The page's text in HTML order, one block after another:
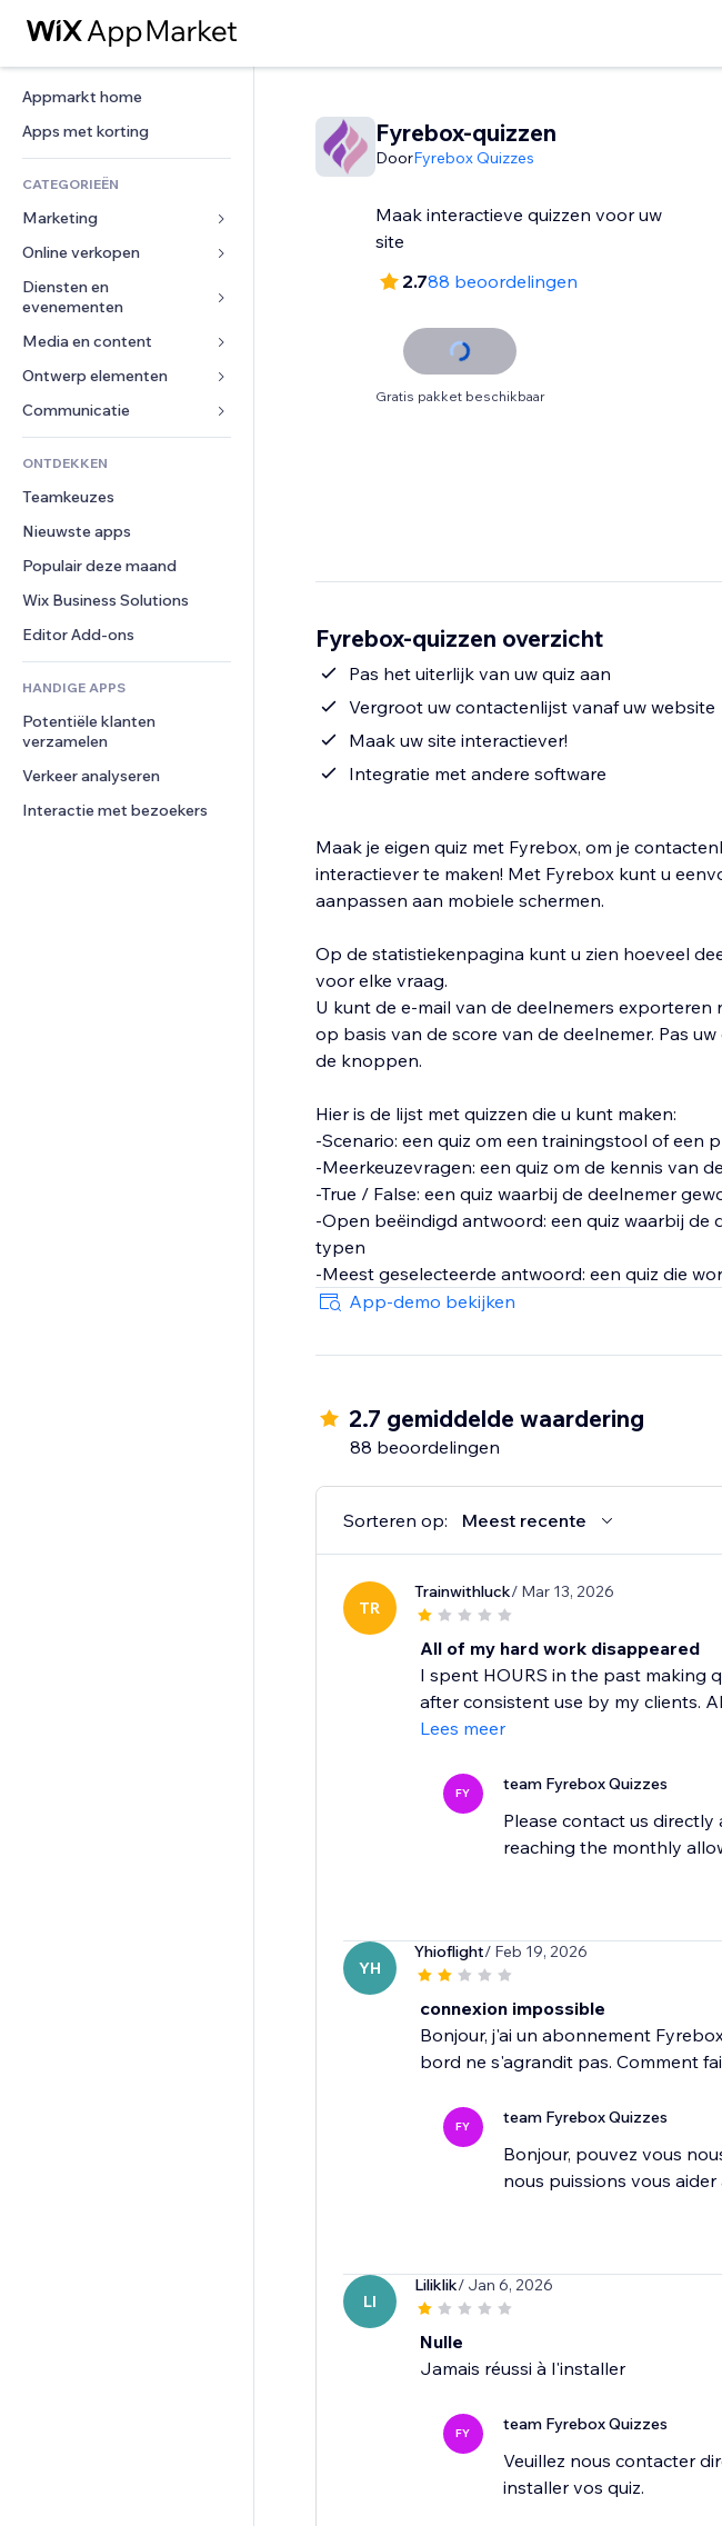
Appmarkt home
Apps met korting
CATEGORIEËN
Marketing
Advertenties
Mobiel
Analytics
Social media
SEO
Betrokkenheid
Websitevermeldingen
E-mail
Conversie
Online verkopen
Apps voor webshops
Verzending en levering
Verkoopknoppen
Online cursussen
Print on demand
Boekhouding
Coupons en loyaliteit
Opslagoplossingen
Dropshipping
Prijzen en abonnementen
Crowdfunding
Eten en drinken
Diensten en
evenementen
Hotels
Evenementen
Restaurants
Vastgoed
Boekingen
Media en content
Galerij
Muziek
Podcasts
Fotografie
Video
PDF
Bestanden delen
Nieuws
Ontwerp elementen
Kaarten en navigatie
Privacy en beveiliging
Ontime
Pagina templates
Afbeeldingseffecten
Knoppen en menu's
Banners en badges
Rekenmachines
Zoeken
Weer
Grafieken en tabellen
Formulieren
Enquêtes
Chat
Opmerkingen
Telefoonnummer
Community
Beoordelingen en testimonials
CRM
ONTDEKKEN
Teamkeuzes
Nieuwste apps
Populair deze maand
Wix Business Solutions
Editor Add-ons
HANDIGE APPS
Potentiële klanten
verzamelen
Verkeer analyseren
Interactie met bezoekers
Fyrebox-quizzen
DoorFyrebox Quizzes
Maak interactieve quizzen voor uw
site
2.788 beoordelingen
Gratis pakket beschikbaar
Fyrebox-quizzen overzicht
Pas het uiterlijk van uw quiz aan
Vergroot uw contactenlijst vanaf uw website
Maak uw site interactiever!
Integratie met andere software
Maak je eigen quiz met Fyrebox, om je
interactiever te maken! Met Fyrebox kunt u
aanpassen aan mobiele schermen.
Op de statistiekenpagina kunt u zien hoeveel
voor elke vraag.
U kunt de e-mail van de deelnemers
op basis van de score van de deelnemer. Pas
de knoppen.
Hier is de lijst met quizzen die u kunt maken:
-Scenario: een quiz om een trainingstool of een
-Meerkeuzevragen: een quiz om de kennis van
-True / False: een quiz waarbij de deelnemer
-Open beëindigd antwoord: een quiz waarbij
typen
-Meest geselecteerde antwoord: een quiz die
App-demo bekijken
2.7 gemiddelde waardering
88 beoordelingen
Sorteren op: Meest recente
TR
Trainwithluck/ Mar 13, 2026
All of my hard work disappeared
I spent HOURS in the past making
after consistent use by my clients.
Lees meer
FY team Fyrebox Quizzes
Please contact us
reaching the monthly
YH
Yhioflight/ Feb 19, 2026
connexion impossible
Bonjour, j'ai un abonnement
bord ne s'agrandit pas. Comment
FY team Fyrebox Quizzes
Bonjour, pouvez vous
nous puissions vous
LI
Liliklik/ Jan 6, 2026
Nulle
Jamais réussi à l'installer
FY team Fyrebox Quizzes
Veuillez nous contacter
installer vos quiz.